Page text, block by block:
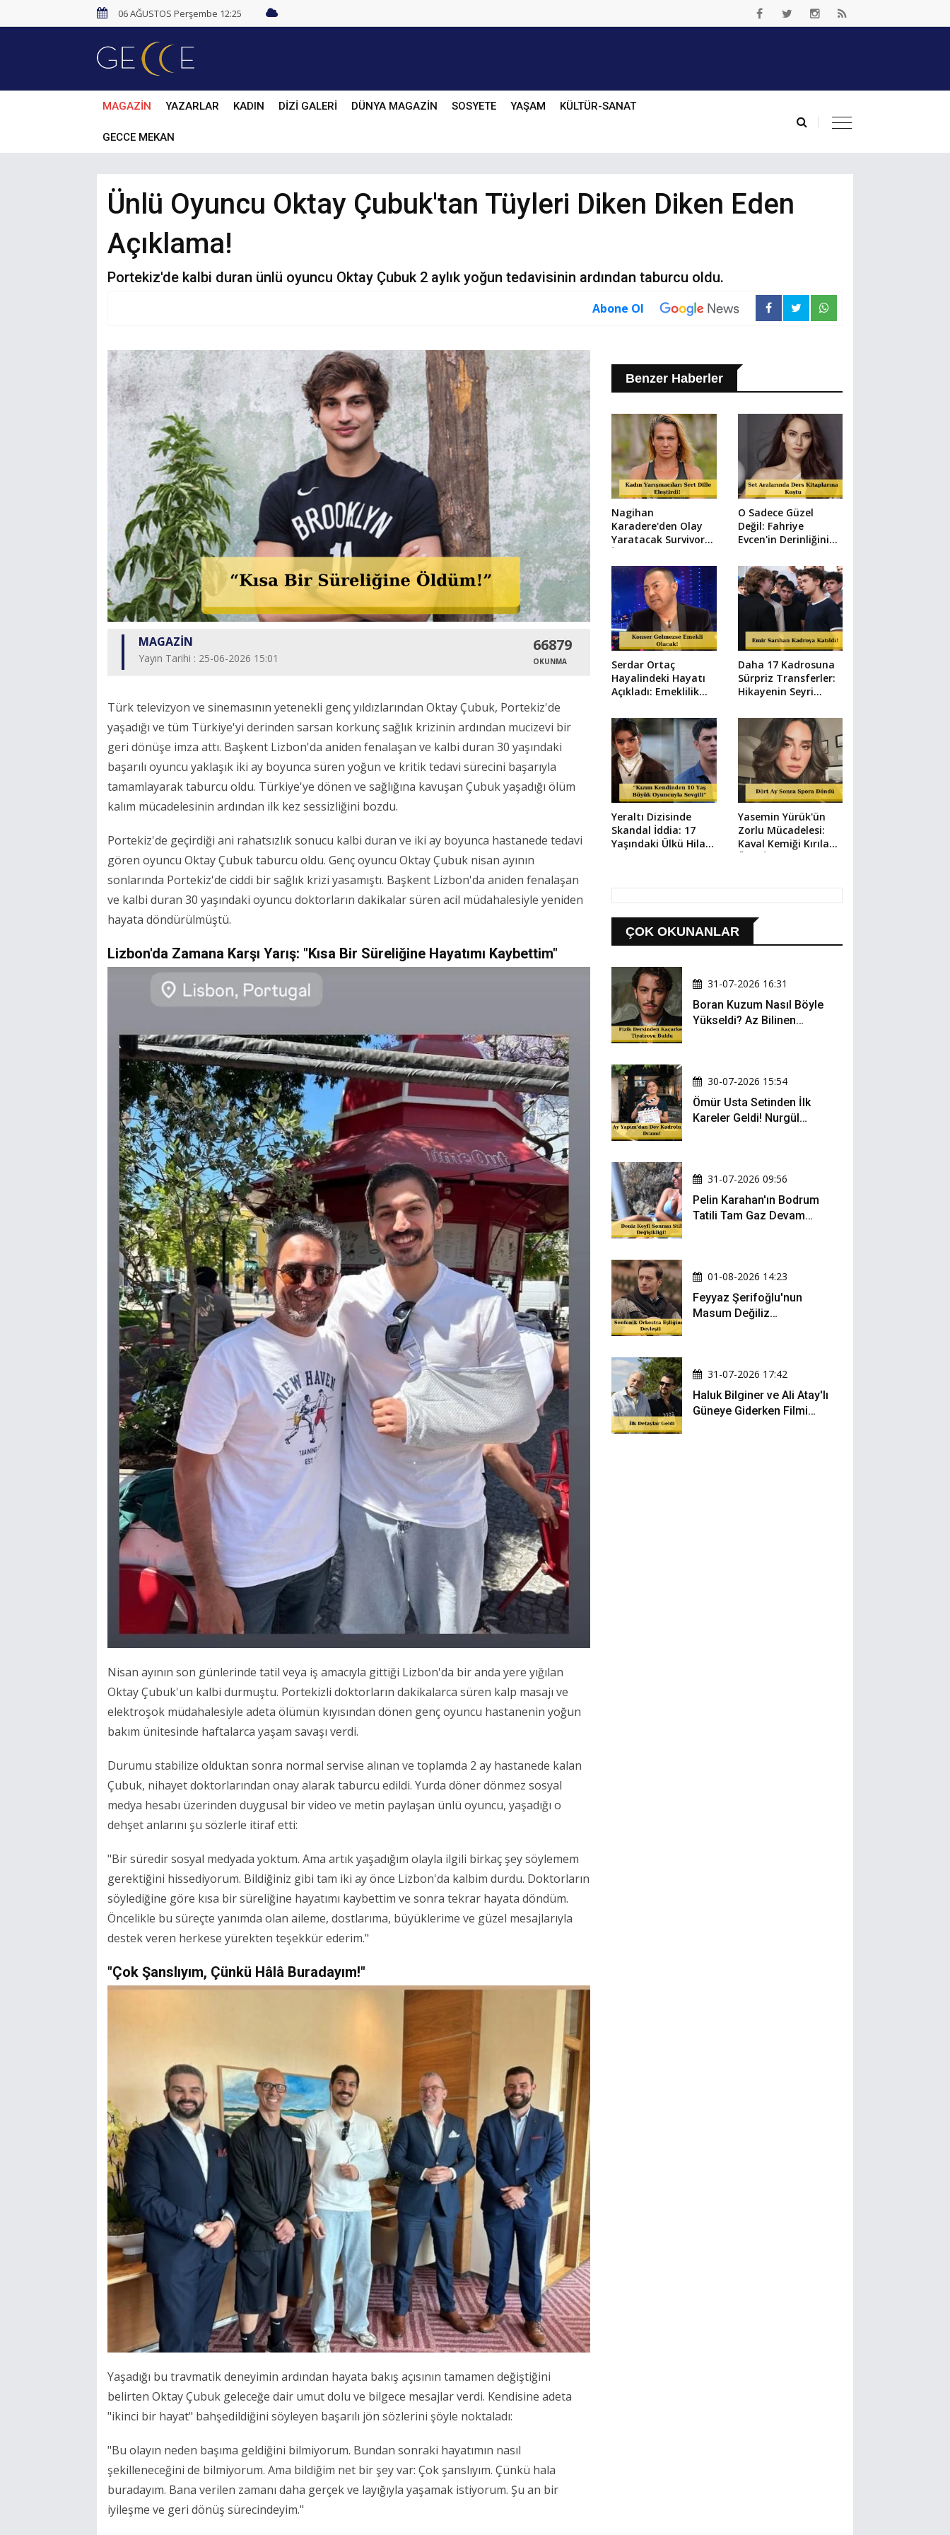
06 AĞUSTOS Perşembe 12:25
MAGAZİN YAZARLAR KADIN DİZİ GALERİ DÜNYA MAGAZİN SOSYETE YAŞAM KÜLTÜR-SANAT
GECCE MEKAN
Ünlü Oyuncu Oktay Çubuk'tan Tüyleri Diken Diken Eden
Açıklamа!
Portekiz'de kalbi duran ünlü oyuncu Oktay Çubuk 2 aylık yoğun tedavisinin ardından taburcu oldu.
Abone Ol
MAGAZİN
Yayın Tarihi : 25-06-2026 15:01
66879
OKUNMA
Türk televizyon ve sinemasının yetenekli genç yıldızlarından Oktay Çubuk, Portekiz'de
yaşadığı ve tüm Türkiye'yi derinden sarsan korkunç sağlık krizinin ardından mucizevi bir
geri dönüşe imza attı. Başkent Lizbon'da aniden fenalaşan ve kalbi duran 30 yaşındaki
başarılı oyuncu yaklaşık iki ay boyunca süren yoğun ve kritik tedavi sürecini başarıyla
tamamlayarak taburcu oldu. Türkiye'ye dönen ve sağlığına kavuşan Çubuk yaşadığı ölüm
kalım mücadelesinin ardından ilk kez sessizliğini bozdu.
Portekiz'de geçirdiği ani rahatsızlık sonucu kalbi duran ve iki ay boyunca hastanede tedavi
gören oyuncu Oktay Çubuk taburcu oldu. Genç oyuncu Oktay Çubuk nisan ayının
sonlarında Portekiz'de ciddi bir sağlık krizi yasamıştı. Başkent Lizbon'da aniden fenalaşan
ve kalbi duran 30 yaşındaki oyuncu doktorların dakikalar süren acil müdahalesiyle yeniden
hayata döndürülmüştü.
Lizbon'da Zamana Karşı Yarış: "Kısa Bir Süreliğine Hayatımı Kaybettim"
Nisan ayının son günlerinde tatil veya iş amacıyla gittiği Lizbon'da bir anda yere yığılan
Oktay Çubuk'un kalbi durmuştu. Portekizli doktorların dakikalarca süren kalp masajı ve
elektroşok müdahalesiyle adeta ölümün kıyısından dönen genç oyuncu hastanenin yoğun
bakım ünitesinde haftalarca yaşam savaşı verdi.
Durumu stabilize olduktan sonra normal servise alınan ve toplamda 2 ay hastanede kalan
Çubuk, nihayet doktorlarından onay alarak taburcu edildi. Yurda döner dönmez sosyal
medya hesabı üzerinden duygusal bir video ve metin paylaşan ünlü oyuncu, yaşadığı o
dehşet anlarını şu sözlerle itiraf etti:
"Bir süredir sosyal medyada yoktum. Ama artık yaşadığım olayla ilgili birkaç şey söylemem
gerektiğini hissediyorum. Bildiğiniz gibi tam iki ay önce Lizbon'da kalbim durdu. Doktorların
söylediğine göre kısa bir süreliğine hayatımı kaybettim ve sonra tekrar hayata döndüm.
Öncelikle bu süreçte yanımda olan aileme, dostlarıma, büyüklerime ve güzel mesajlarıyla
destek veren herkese yürekten teşekkür ederim."
"Çok Şanslıyım, Çünkü Hâlâ Buradayım!"
Yaşadığı bu travmatik deneyimin ardından hayata bakış açısının tamamen değiştiğini
belirten Oktay Çubuk geleceğe dair umut dolu ve bilgece mesajlar verdi. Kendisine adeta
"ikinci bir hayat" bahşedildiğini söyleyen başarılı jön sözlerini şöyle noktaladı:
"Bu olayın neden başıma geldiğini bilmiyorum. Bundan sonraki hayatımın nasıl
şekilleneceğini de bilmiyorum. Ama bildiğim net bir şey var: Çok şanslıyım. Çünkü hala
buradayım. Bana verilen zamanı daha gerçek ve layığıyla yaşamak istiyorum. Şu an bir
iyileşme ve geri dönüş sürecindeyim."
Benzer Haberler
Nagihan
Karadere'den Olay
Yaratacak Survivor
İtirafı: "Erkeklerin
Çorabını Yıkıyorlar!"
O Sadece Güzel
Değil: Fahriye
Evcen'in Derinliğinin
Serdar Ortaç
Hayalindeki Hayatı
Açıkladı: Emeklilik
Daha 17 Kadrosuna
Sürpriz Transferler:
Hikayenin Seyri
Değişiyor!
Yeraltı Dizisinde
Skandal İddia: 17
Yaşındaki Ülkü Hilal
Yasemin Yürük'ün
Zorlu Mücadelesi:
Kaval Kemiği Kırılan
Ünlü İsim Pes
ÇOK OKUNANLAR
31-07-2026 16:31
Boran Kuzum Nasıl Böyle
Yükseldi? Az Bilinen
30-07-2026 15:54
Ömür Usta Setinden İlk
Kareler Geldi! Nurgül
31-07-2026 09:56
Pelin Karahan'ın Bodrum
Tatili Tam Gaz Devam
01-08-2026 14:23
Feyyaz Şerifoğlu'nun
Masum Değiliz
31-07-2026 17:42
Haluk Bilginer ve Ali Atay'lı
Güneye Giderken Filmi